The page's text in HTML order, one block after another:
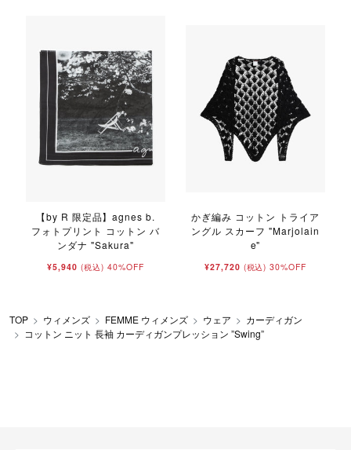
【by R 限定品】agnes b.
フォトプリント コットン バ
ンダナ "Sakura"
¥5,940 (税込) 40%OFF
かぎ編み コットン トライア
ングル スカーフ "Marjolain
e"
¥27,720 (税込) 30%OFF
TOP ウィメンズ FEMME ウィメンズ ウェア
カーディガン
コットン ニット 長袖 カーディガンプレッション ”Swing”